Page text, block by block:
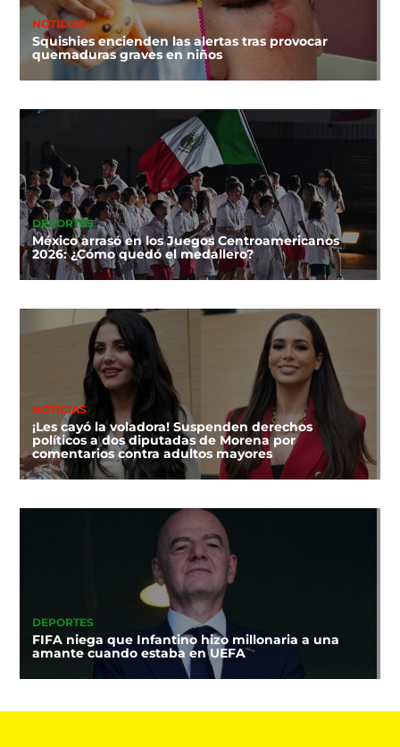
NOTICIAS
Squishies encienden las alertas tras provocar
quemaduras graves en niños
DEPORTES
México arrasó en los Juegos Centroamericanos
2026: ¿Cómo quedó el medallero?
NOTICIAS
¡Les cayó la voladora! Suspenden derechos
políticos a dos diputadas de Morena por
comentarios contra adultos mayores
DEPORTES
FIFA niega que Infantino hizo millonaria a una
amante cuando estaba en UEFA